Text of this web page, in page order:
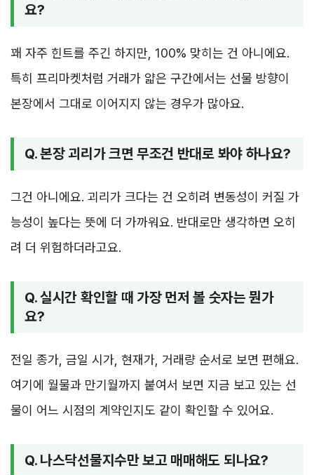
요?
꽤 자주 힌트를 주긴 하지만, 100% 맞히는 건 아니에요.
특히 프리마켓처럼 거래가 얇은 구간에서는 선물 방향이
본장에서 그대로 이어지지 않는 경우가 많아요.
Q. 본장 괴리가 크면 무조건 반대로 봐야 하나요?
그건 아니에요. 괴리가 크다는 건 오히려 변동성이 커질 가
능성이 높다는 뜻에 더 가까워요. 반대로만 생각하면 오히
려 더 위험하더라고요.
Q. 실시간 확인할 때 가장 먼저 볼 숫자는 뭔가
요?
전일 종가, 금일 시가, 현재가, 거래량 순서로 보면 편해요.
여기에 월물과 만기월까지 붙여서 보면 지금 보고 있는 선
물이 어느 시점의 계약인지도 같이 확인할 수 있어요.
Q. 나스닥선물지수만 보고 매매해도 되나요?